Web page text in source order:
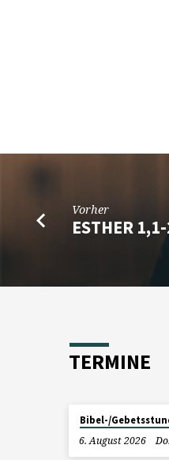
Vorher
ESTHER
TERMINE
Bibel-/
6. August 2026